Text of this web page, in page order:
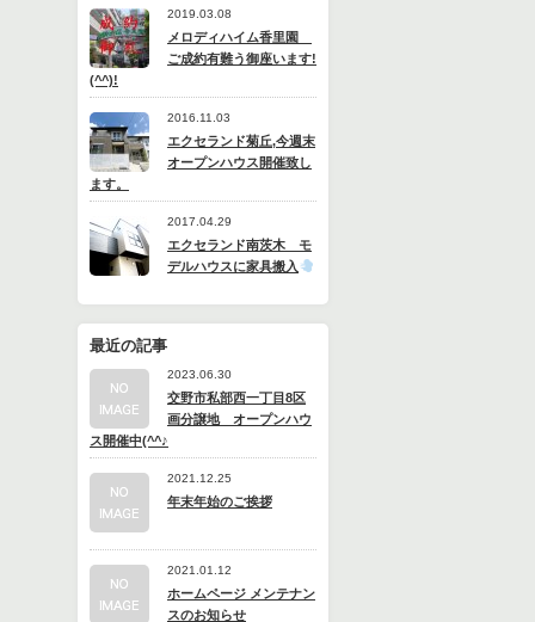
2019.03.08
メロディハイム香里園
ご成約有難う御座います!
(^^)!
2016.11.03
エクセランド菊丘,今週末
オープンハウス開催致し
ます。
2017.04.29
エクセランド南茨木 モ
デルハウスに家具搬入
最近の記事
2023.06.30
交野市私部西一丁目8区
画分譲地 オープンハウ
ス開催中(^^♪
2021.12.25
年末年始のご挨拶
2021.01.12
ホームページ メンテナン
スのお知らせ